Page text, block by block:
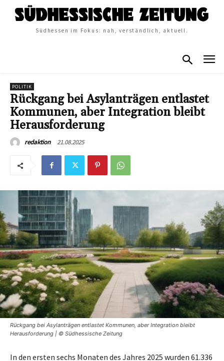
Südhessen im Fokus: nah, verständlich, aktuell.
POLITIK
Rückgang bei Asylanträgen entlastet
Kommunen, aber Integration bleibt
Herausforderung
redaktion 21.08.2025
Rückgang bei Asylanträgen entlastet Kommunen, aber Integration bleibt
Herausforderung | © Südhessische Zeitung
In den ersten sechs Monaten des Jahres 2025 wurden 61.336